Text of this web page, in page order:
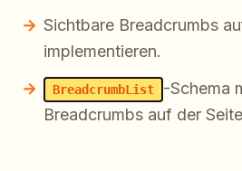
Sichtbare Breadcrumbs
implementieren.
BreadcrumbList
-Schema
Breadcrumbs auf der